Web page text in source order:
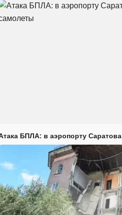
БПЛА: в аэропорту